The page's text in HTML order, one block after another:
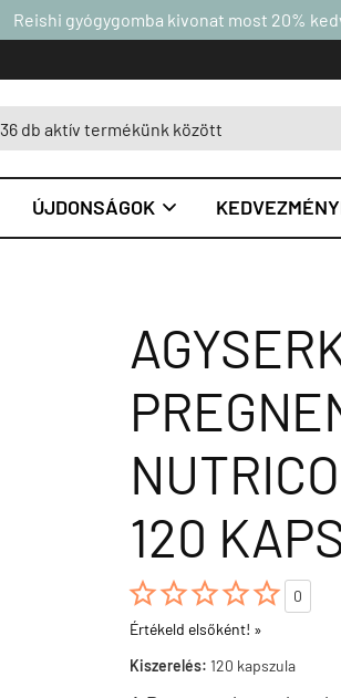
Reishi gyógygomba kivonat most 20%
ÚJDONSÁGOK 
120

0
Értékeld elsőként! »
Kiszerelés: 120 kapszula